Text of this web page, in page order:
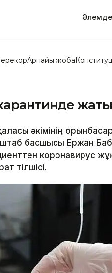
Әлемде
Арнайы жоба
әкімінің
басшысы Ержан
коронавирус
тілшісі.